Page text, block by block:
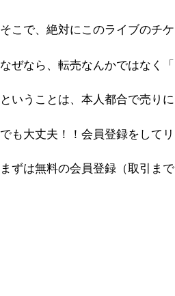
そこで、絶対にこのライブのチ
なぜなら、転売なんかではなく
ということは、本人都合で売り
でも大丈夫！！会員登録をして
まずは無料の会員登録（取引ま